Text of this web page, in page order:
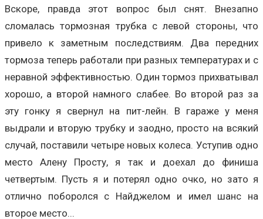
Вскоре, правда этот вопрос был снят. Внезапно
сломалась тормозная трубка с левой стороны, что
привело к заметным последствиям. Два передних
тормоза теперь работали при разных температурах и с
неравной эффективностью. Один тормоз прихватывал
хорошо, а второй намного слабее. Во второй раз за
эту гонку я свернул на пит-лейн. В гараже у меня
выдрали и вторую трубку и заодно, просто на всякий
случай, поставили четыре новых колеса. Уступив одно
место Алену Просту, я так и доехал до финиша
четвертым. Пусть я и потерял одно очко, но зато я
отлично поборолся с Найджелом и имел шанс на
второе место...